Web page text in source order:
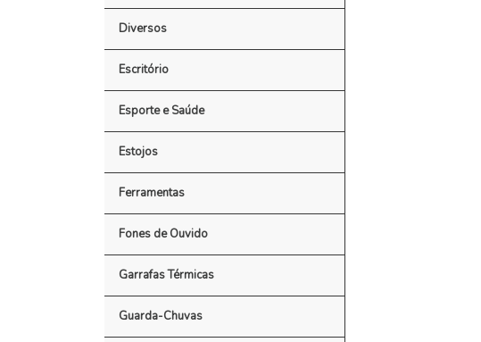
Diversos
Escritório
Esporte e Saúde
Estojos
Ferramentas
Fones de Ouvido
Garrafas Térmicas
Guarda-Chuvas